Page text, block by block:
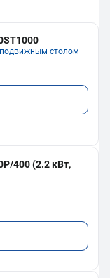
столом
400 (2.2 кВт,